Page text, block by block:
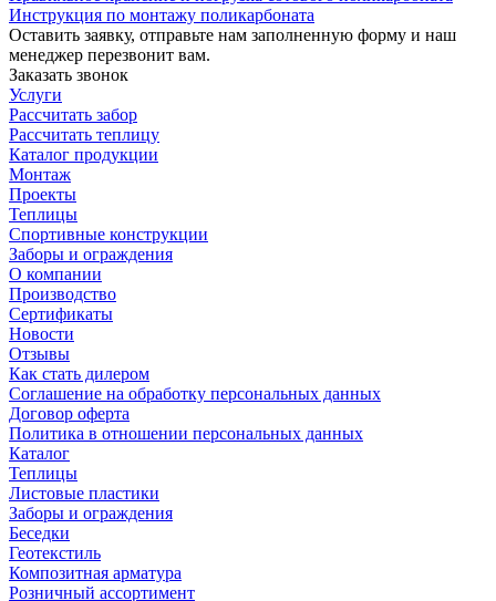
Инструкция по монтажу поликарбоната
Оставить заявку, отправьте нам заполненную форму и наш
менеджер перезвонит вам.
Заказать звонок
Услуги
Рассчитать забор
Рассчитать теплицу
Каталог продукции
Монтаж
Проекты
Теплицы
Спортивные конструкции
Заборы и ограждения
О компании
Производство
Сертификаты
Новости
Отзывы
Как стать дилером
Соглашение на обработку персональных данных
Договор оферта
Политика в отношении персональных данных
Каталог
Теплицы
Листовые пластики
Заборы и ограждения
Беседки
Геотекстиль
Композитная арматура
Розничный ассортимент